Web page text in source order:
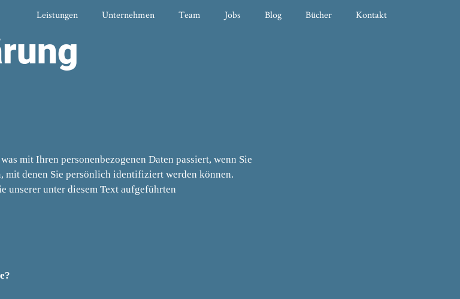
Leistungen Unternehmen Team Jobs Blog Bücher Kontakt
mit Ihren personenbezogenen Daten passiert, wenn Sie
mit denen Sie persönlich identifiziert werden können.
unserer unter diesem Text aufgeführten